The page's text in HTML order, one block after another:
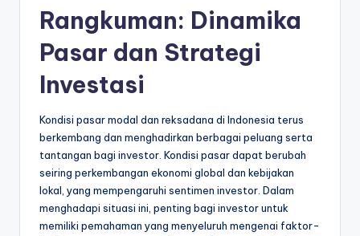
Rangkuman: Dinamika
Pasar dan Strategi
Investasi
Kondisi pasar modal dan reksadana di Indonesia terus
berkembang dan menghadirkan berbagai peluang serta
tantangan bagi investor. Kondisi pasar dapat berubah
seiring perkembangan ekonomi global dan kebijakan
lokal, yang mempengaruhi sentimen investor. Dalam
menghadapi situasi ini, penting bagi investor untuk
memiliki pemahaman yang menyeluruh mengenai faktor-